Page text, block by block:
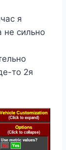
я
не сильно
то 2я